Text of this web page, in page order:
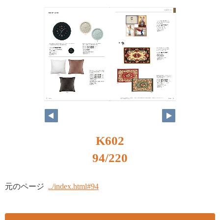
K602
94/220
元のページ ../index.html#94